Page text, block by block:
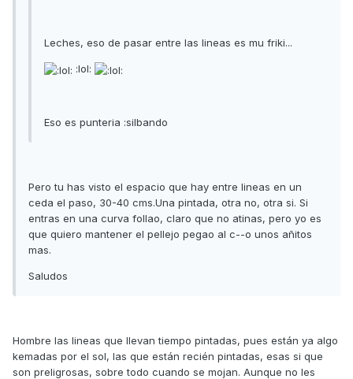
Leches, eso de pasar entre las lineas es mu friki...
:lol:
Eso es punteria :silbando
Pero tu has visto el espacio que hay entre lineas en un
ceda el paso, 30-40 cms.Una pintada, otra no, otra si. Si
entras en una curva follao, claro que no atinas, pero yo es
que quiero mantener el pellejo pegao al c--o unos añitos
mas.
Saludos
Hombre las lineas que llevan tiempo pintadas, pues están ya algo
kemadas por el sol, las que están recién pintadas, esas si que
son preligrosas, sobre todo cuando se mojan. Aunque no les